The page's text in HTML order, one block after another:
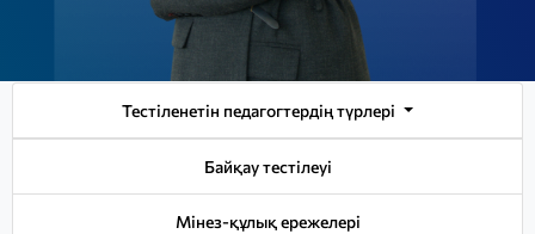
Тестіленетін педагогтердің түрлері
Байқау тестілеуі
Мінез-құлық ережелері